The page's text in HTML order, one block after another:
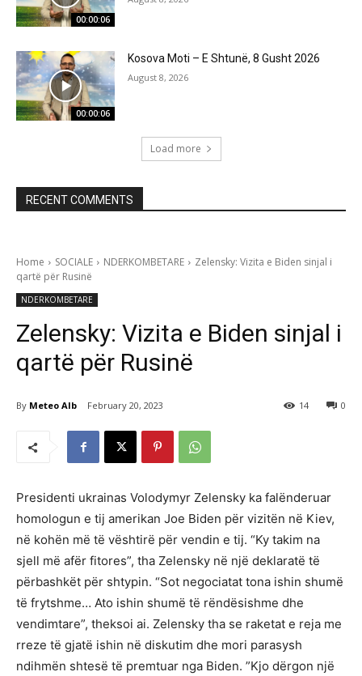
00:00:06
00:00:06
Kosova Moti – E Shtunë, 8 Gusht 2026
August 8, 2026
Load more
RECENT COMMENTS